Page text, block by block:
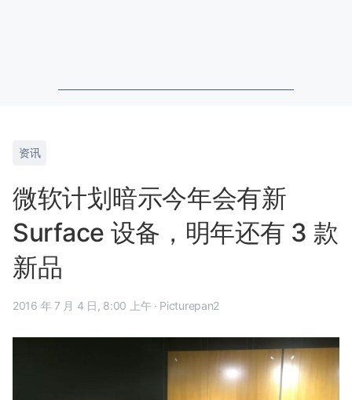
资讯
微软计划暗示今年会有新
Surface 设备，明年还有 3 款
新品
2016 年 7 月 4 日, 8:00 上午 · Picturepan2